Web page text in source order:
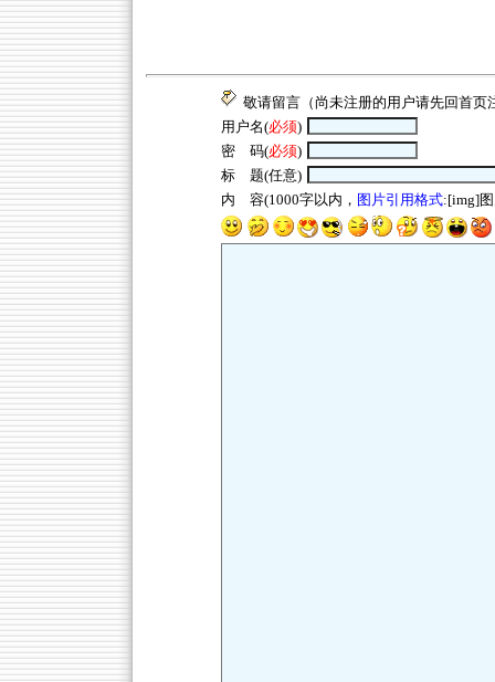
敬请留言（尚未注册的用户请先回首页
用户名(必须)
密 码(必须)
标 题(任意)
内 容(1000字以内， 图片引用格式:[img]